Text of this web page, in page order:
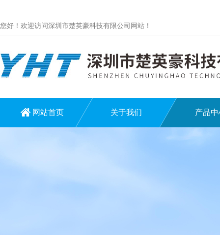
您好！欢迎访问深圳市楚英豪科技有限公司网站！
网站首页 关于我们 产品中